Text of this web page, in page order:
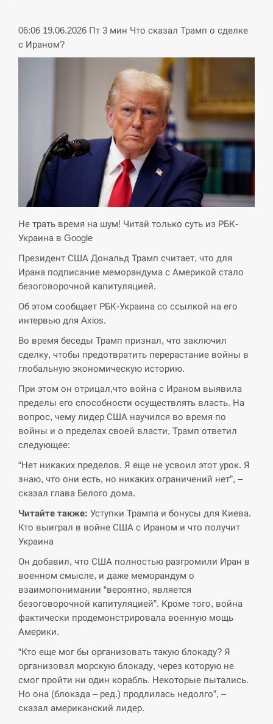
СЕРПЕНЬ
Іспанія попросила партнерів не критикувати
Марокко через міграційну кризу –…
РФ провела новий раунд таємних зустрічей з
Європою щодо війни…
СЕРПЕНЬ
14:53
Экс-послу в США Стефанишиной вручили новое
подозрение и избирают меру…
СЕРПЕНЬ
У Росії розгортається ракетний підрозділ КНДР –
СЕРПЕНЬ
Поставки ракет для ПВО сократились втрое,
хотя у партнеров они…
СЕРПЕНЬ
14:10
У Румунії затоплять чотири баржі для
збільшення потоку води до…
СЕРПЕНЬ
В Москве пожаловались на “кратный рост” атак
СЕРПЕНЬ
Біля українського літака в аеропорту Лейпцига
виявили дрон, ймовірно, з…
СЕРПЕНЬ
“Они должны быть уничтожены”: в МИДе
СЕРПЕНЬ
13:10
Тайвань проводить найбільші військові
навчання на тлі загрози вторгнення з…
06:06 19.06.2026 Пт 3 мин Что сказал Трамп о сделке
с Ираном?
Не трать время на шум! Читай только суть из РБК-
Украина в Google
Президент США Дональд Трамп считает, что для
Ирана подписание меморандума с Америкой стало
безоговорочной капитуляцией.
Об этом сообщает РБК-Украина со ссылкой на его
интервью для Axios.
Во время беседы Трамп признал, что заключил
сделку, чтобы предотвратить перерастание войны в
глобальную экономическую историю.
При этом он отрицал,что война с Ираном выявила
пределы его способности осуществлять власть. На
вопрос, чему лидер США научился во время по
войны и о пределах своей власти, Трамп ответил
следующее:
“Нет никаких пределов. Я еще не усвоил этот урок. Я
знаю, что они есть, но никаких ограничений нет”, –
сказал глава Белого дома.
Читайте также: Уступки Трампа и бонусы для Киева.
Кто выиграл в войне США с Ираном и что получит
Украина
Он добавил, что США полностью разгромили Иран в
военном смысле, и даже меморандум о
взаимопонимании “вероятно, является
безоговорочной капитуляцией”. Кроме того, война
фактически продемонстрировала военную мощь
Америки.
“Кто еще мог бы организовать такую блокаду? Я
организовал морскую блокаду, через которую не
смог пройти ни один корабль. Некоторые пытались.
Но она (блокада – ред.) продлилась недолго”, –
сказал американский лидер.